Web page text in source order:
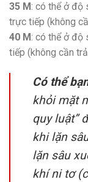
35 M: có thể ở độ
trực tiếp (không
40 M: có thể ở độ
tiếp (không cần
Có thể
khỏi mặt
quy luật”
khi lặn
lặn sâu
khí ni tơ